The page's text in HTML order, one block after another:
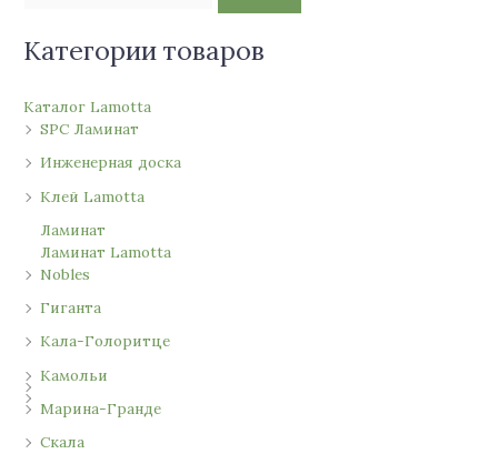
Категории товаров
Каталог Lamotta
SPC Ламинат
Инженерная доска
Клей Lamotta
Ламинат
Ламинат Lamotta
Nobles
Гиганта
Кала-Голоритце
Камольи
Марина-Гранде
Скала